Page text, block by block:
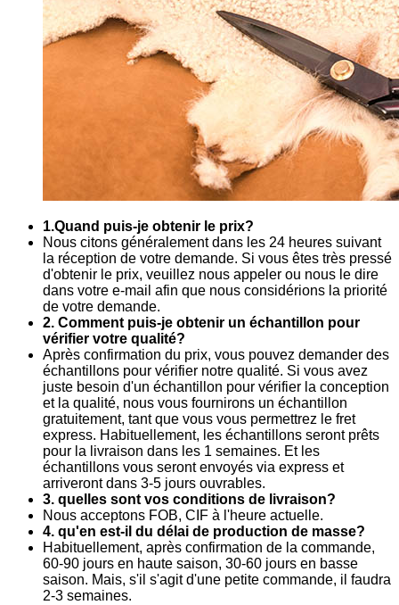
1.Quand puis-je obtenir le prix?
Nous citons généralement dans les 24 heures suivant
la réception de votre demande. Si vous êtes très pressé
d'obtenir le prix, veuillez nous appeler ou nous le dire
dans votre e-mail afin que nous considérions la priorité
de votre demande.
2. Comment puis-je obtenir un échantillon pour
vérifier votre qualité?
Après confirmation du prix, vous pouvez demander des
échantillons pour vérifier notre qualité. Si vous avez
juste besoin d'un échantillon pour vérifier la conception
et la qualité, nous vous fournirons un échantillon
gratuitement, tant que vous vous permettrez le fret
express. Habituellement, les échantillons seront prêts
pour la livraison dans les 1 semaines. Et les
échantillons vous seront envoyés via express et
arriveront dans 3-5 jours ouvrables.
3. quelles sont vos conditions de livraison?
Nous acceptons FOB, CIF à l'heure actuelle.
4. qu'en est-il du délai de production de masse?
Habituellement, après confirmation de la commande,
60-90 jours en haute saison, 30-60 jours en basse
saison. Mais, s'il s'agit d'une petite commande, il faudra
2-3 semaines.